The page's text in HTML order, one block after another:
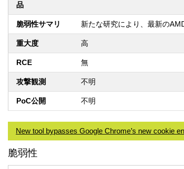
品
脆弱性サマリ 新たな研究により、最新の
重大度 高
RCE 無
攻撃観測 不明
PoC公開 不明
New tool bypasses Google Chrome’s new cookie
脆弱性